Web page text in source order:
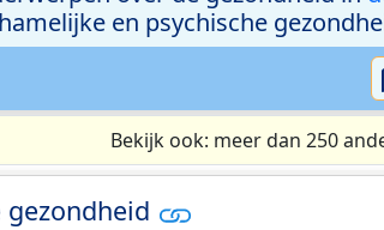
en psychische
Bekijk ook: meer dan 250